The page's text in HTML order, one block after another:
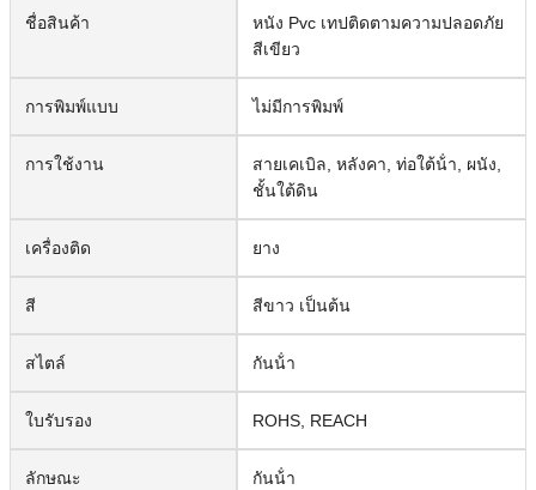
ชื่อสินค้า
หนัง Pvc เทปติดตามความปลอดภัย
สีเขียว
การพิมพ์แบบ ไม่มีการพิมพ์
การใช้งาน
สายเคเบิล, หลังคา, ท่อใต้น้ํา, ผนัง,
ชั้นใต้ดิน
เครื่องติด ยาง
สี สีขาว เป็นต้น
สไตล์ กันน้ํา
ใบรับรอง ROHS, REACH
ลักษณะ กันน้ํา